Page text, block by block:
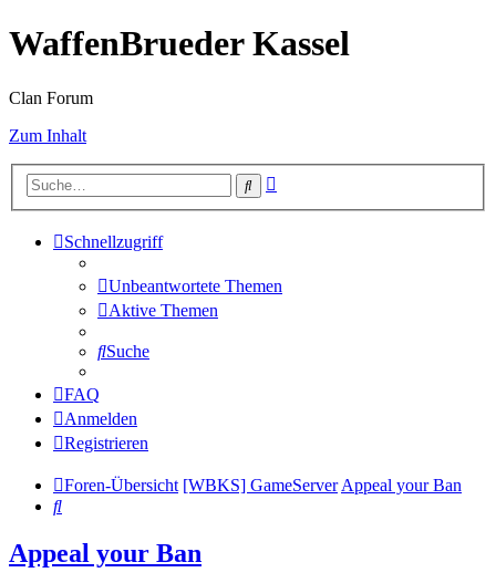
WaffenBrueder Kassel
Clan Forum
Zum Inhalt
Suche
Schnellzugriff
Unbeantwortete Themen
Aktive Themen
Suche
FAQ
Anmelden
Registrieren
Foren-Übersicht [WBKS] GameServerAppeal your Ban
Suche
Appeal your Ban